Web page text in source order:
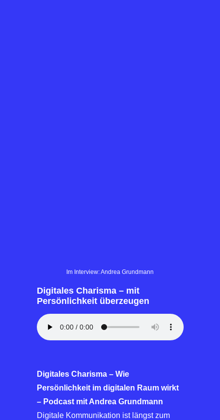
Im Interview: Andrea Grundmann
Digitales Charisma – mit
Persönlichkeit überzeugen
Digitales Charisma – Wie
Persönlichkeit im digitalen Raum wirkt
– Podcast mit Andrea Grundmann
Digitale Kommunikation ist längst zum